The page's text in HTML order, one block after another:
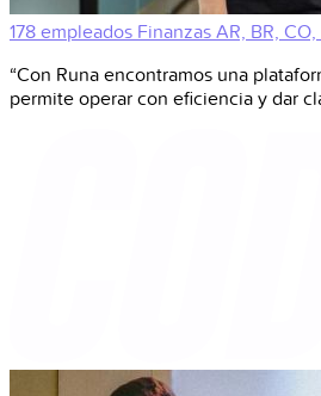
178 empleados Finanzas AR, BR,
“Con Runa encontramos una
permite operar con eficiencia y dar